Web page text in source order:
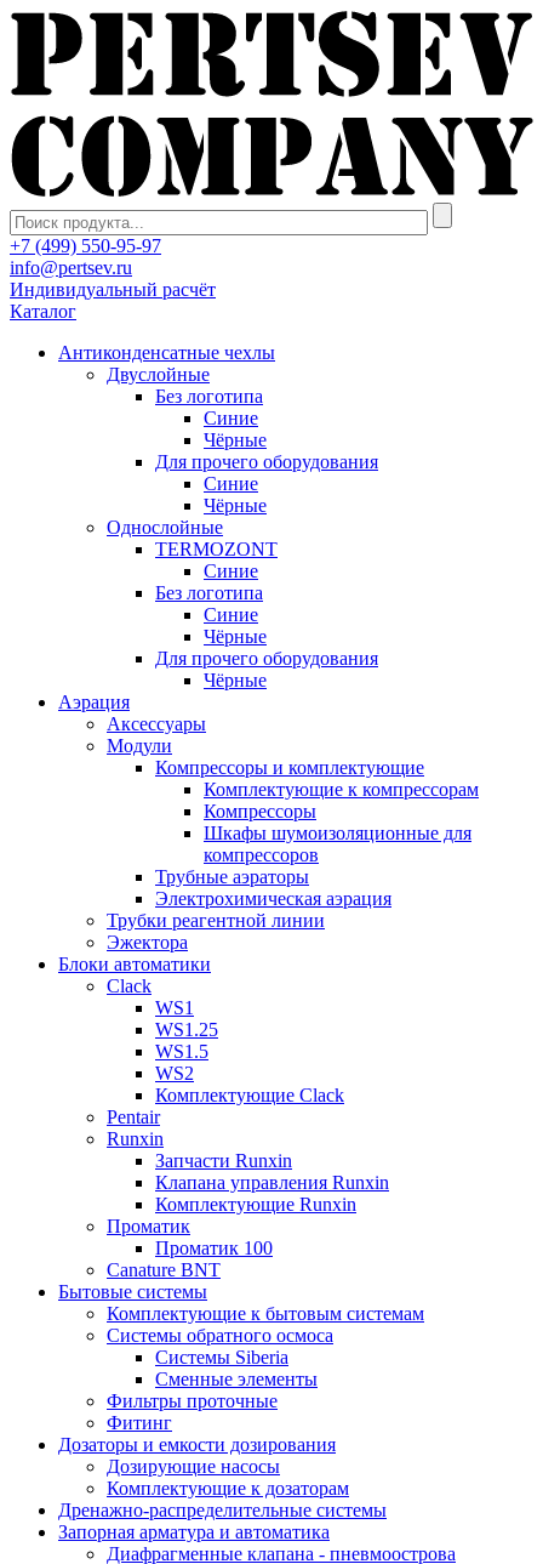
+7 (499) 550-95-97
info@pertsev.ru
Индивидуальный расчёт
Каталог
Антиконденсатные чехлы
Двуслойные
Без логотипа
Синие
Чёрные
Для прочего оборудования
Синие
Чёрные
Однослойные
TERMOZONT
Синие
Без логотипа
Синие
Чёрные
Для прочего оборудования
Чёрные
Аэрация
Аксессуары
Модули
Компрессоры и комплектующие
Комплектующие к компрессорам
Компрессоры
Шкафы шумоизоляционные для
компрессоров
Трубные аэраторы
Электрохимическая аэрация
Трубки реагентной линии
Эжектора
Блоки автоматики
Clack
WS1
WS1.25
WS1.5
WS2
Комплектующие Clack
Pentair
Runxin
Запчасти Runxin
Клапана управления Runxin
Комплектующие Runxin
Проматик
Проматик 100
Сanature BNT
Бытовые системы
Комплектующие к бытовым системам
Системы обратного осмоса
Системы Siberia
Сменные элементы
Фильтры проточные
Фитинг
Дозаторы и емкости дозирования
Дозирующие насосы
Комплектующие к дозаторам
Дренажно-распределительные системы
Запорная арматура и автоматика
Диафрагменные клапана - пневмоострова